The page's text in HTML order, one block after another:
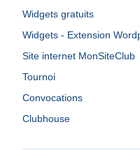
Widgets gratuits
Widgets - Extension
Site internet MonSiteClub
Tournoi
Convocations
Clubhouse